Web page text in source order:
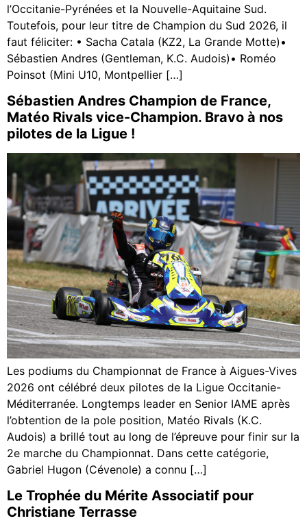
l’Occitanie-Pyrénées et la Nouvelle-Aquitaine Sud.
Toutefois, pour leur titre de Champion du Sud 2026, il
faut féliciter: • Sacha Catala (KZ2, La Grande Motte)•
Sébastien Andres (Gentleman, K.C. Audois)• Roméo
Poinsot (Mini U10, Montpellier […]
Sébastien Andres Champion de France,
Matéo Rivals vice-Champion. Bravo à nos
pilotes de la Ligue !
Les podiums du Championnat de France à Aigues-Vives
2026 ont célébré deux pilotes de la Ligue Occitanie-
Méditerranée. Longtemps leader en Senior IAME après
l’obtention de la pole position, Matéo Rivals (K.C.
Audois) a brillé tout au long de l’épreuve pour finir sur la
2e marche du Championnat. Dans cette catégorie,
Gabriel Hugon (Cévenole) a connu […]
Le Trophée du Mérite Associatif pour
Christiane Terrasse